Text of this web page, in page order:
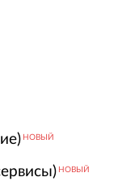
НОВЫЙ
НОВЫЙ